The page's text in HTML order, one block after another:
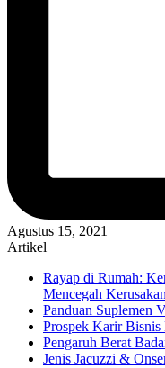
Agustus 15, 2021
Artikel
Rayap di Rumah:
Mencegah
Panduan Suplemen
Prospek Karir
Pengaruh Berat
Jenis Jacuzzi &